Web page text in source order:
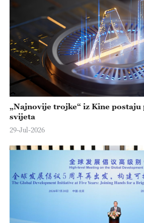
„Najnovije trojke“ iz Kine
svijeta
29-Jul-2026